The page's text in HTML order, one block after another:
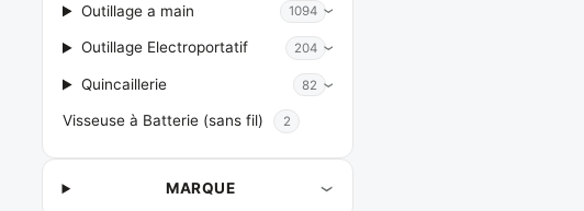
Outillage a main 1094
Outillage Electroportatif 204
Quincaillerie 82
Visseuse à Batterie (sans fil) 2
MARQUE